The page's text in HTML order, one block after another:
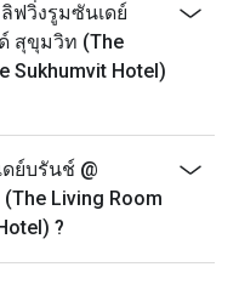
รุณาแจ้งให้เราทราบ
การแพ้อาหาร หรือ
าน
นาที ชุดน้ำชายามบ่าย
ฟวิ่งรูมซันเดย์
สุขุมวิท (The
Sukhumvit Hotel)
ย์บรันช์ @
Living Room
?